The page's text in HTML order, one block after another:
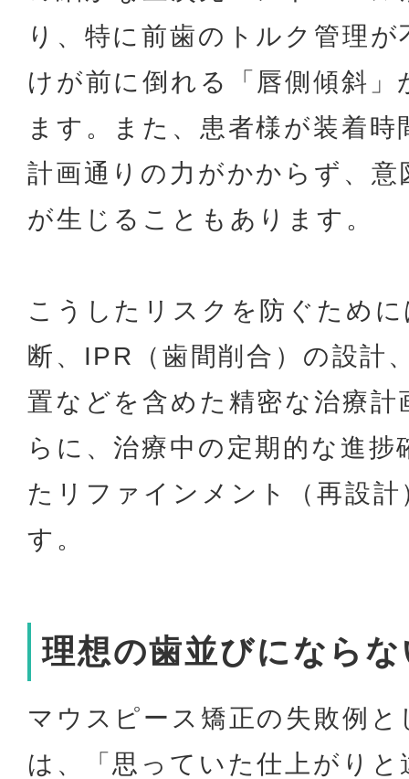
り、特に前歯のトルク管理
けが前に倒れる「唇側傾斜
ます。また、患者様が装着
計画通りの力がかからず、
が生じることもあります。
こうしたリスクを防ぐため
断、IPR（歯間削合）の設計
置などを含めた精密な治療
らに、治療中の定期的な進
たリファインメント（再設
す。
理想の歯並びになら
マウスピース矯正の失敗例
は、「思っていた仕上がり